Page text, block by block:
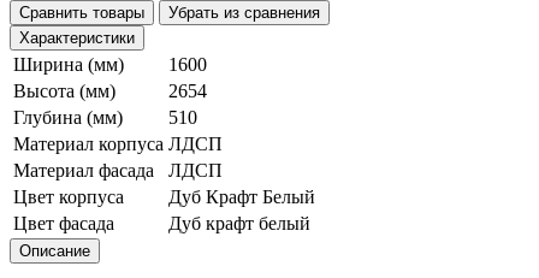
Сравнить товары
Убрать из сравнения
Характеристики
Ширина (мм)
1600
Высота (мм)
2654
Глубина (мм)
510
Материал корпуса ЛДСП
Материал фасада
ЛДСП
Цвет корпуса
Дуб Крафт Белый
Цвет фасада
Дуб крафт белый
Описание